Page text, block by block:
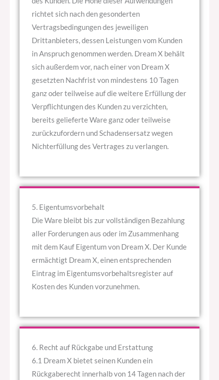
richtet sich nach den gesonderten
Vertragsbedingungen des jeweiligen
Drittanbieters, dessen Leistungen vom Kunden
in Anspruch genommen werden. Dream X behält
sich außerdem vor, nach einer von Dream X
gesetzten Nachfrist von mindestens 10 Tagen
ganz oder teilweise auf die weitere Erfüllung der
Verpflichtungen des Kunden zu verzichten,
bereits gelieferte Ware ganz oder teilweise
zurückzufordern und Schadensersatz wegen
Nichterfüllung des Vertrages zu verlangen.
5. Eigentumsvorbehalt
Die Ware bleibt bis zur vollständigen Bezahlung
aller Forderungen aus oder im Zusammenhang
mit dem Kauf Eigentum von Dream X. Der Kunde
ermächtigt Dream X, einen entsprechenden
Eintrag im Eigentumsvorbehaltsregister auf
Kosten des Kunden vorzunehmen.
6. Recht auf Rückgabe und Erstattung
6.1 Dream X bietet seinen Kunden ein
Rückgaberecht innerhalb von 14 Tagen nach der